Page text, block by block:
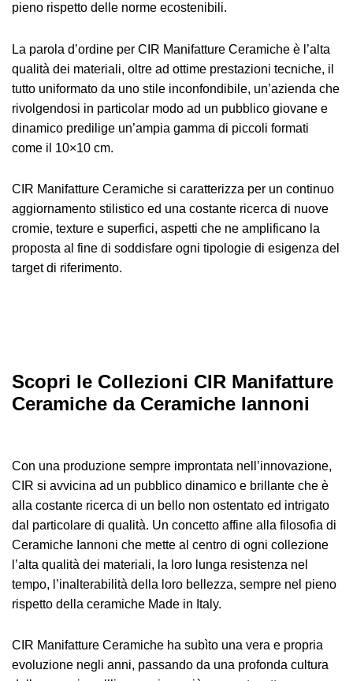
pieno rispetto delle norme ecostenibili.
La parola d’ordine per CIR Manifatture Ceramiche è l’alta
qualità dei materiali, oltre ad ottime prestazioni tecniche, il
tutto uniformato da uno stile inconfondibile, un’azienda che
rivolgendosi in particolar modo ad un pubblico giovane e
dinamico predilige un’ampia gamma di piccoli formati
come il 10×10 cm.
CIR Manifatture Ceramiche si caratterizza per un continuo
aggiornamento stilistico ed una costante ricerca di nuove
cromie, texture e superfici, aspetti che ne amplificano la
proposta al fine di soddisfare ogni tipologie di esigenza del
target di riferimento.
Scopri le Collezioni CIR Manifatture
Ceramiche da Ceramiche Iannoni
Con una produzione sempre improntata nell’innovazione,
CIR si avvicina ad un pubblico dinamico e brillante che è
alla costante ricerca di un bello non ostentato ed intrigato
dal particolare di qualità. Un concetto affine alla filosofia di
Ceramiche Iannoni che mette al centro di ogni collezione
l’alta qualità dei materiali, la loro lunga resistenza nel
tempo, l’inalterabilità della loro bellezza, sempre nel pieno
rispetto della ceramiche Made in Italy.
CIR Manifatture Ceramiche ha subìto una vera e propria
evoluzione negli anni, passando da una profonda cultura